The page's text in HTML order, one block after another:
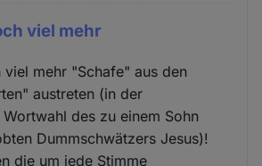
viel mehr
viel mehr "Schafe" aus den
austreten (in der
des zu einem Sohn
Dummschwätzers Jesus)!
die um jede Stimme